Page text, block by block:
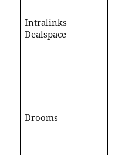
Intralinks
Dealspace
Drooms